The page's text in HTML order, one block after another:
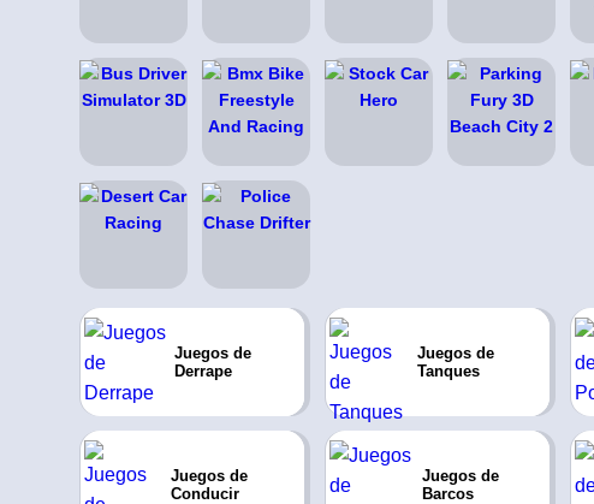
Juegos de
Derrape
Juegos de
Tanques
Juegos de
Conducir
Juegos de
Barcos